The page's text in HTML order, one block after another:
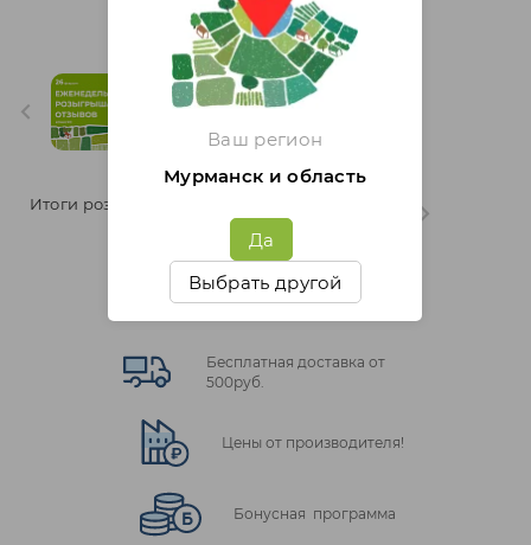
Ваш регион
Мурманск и область
Да
Выбрать другой
Итоги розыгрыша "Марафон
Итоги розыгрыша "Марафон
отзывов" 6 неделя
Бесплатная доставка от
500руб.
Цены от производителя!
Бонусная программа